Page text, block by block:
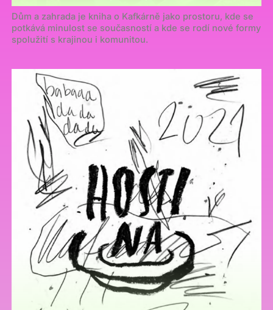
Dům a zahrada je kniha o Kafkárně jako prostoru, kde se
potkává minulost se současností a kde se rodí nové formy
spolužití s krajinou i komunitou.